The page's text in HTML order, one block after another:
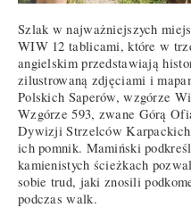
Szlak w najważniejszych
WIW 12 tablicami, które w
angielskim przedstawiają
zilustrowaną zdjęciami i
Polskich Saperów, wzgórze
Wzgórze 593, zwane Górą
Dywizji Strzelców
ich pomnik. Mamiński
kamienistych ścieżkach
sobie trud, jaki znosili
podczas walk.